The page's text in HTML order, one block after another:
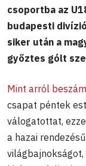
csoportba az
budapesti
siker után a
győztes gólt
Mint arról
csapat péntek
válogatottat,
a hazai